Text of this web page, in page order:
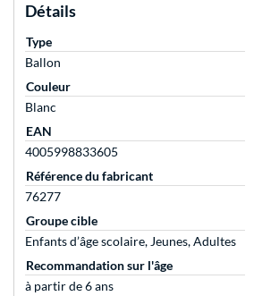
Détails
Type
Ballon
Couleur
Blanc
EAN
4005998833605
Référence du fabricant
76277
Groupe cible
Enfants d’âge scolaire, Jeunes, Adultes
Recommandation sur l'âge
à partir de 6 ans